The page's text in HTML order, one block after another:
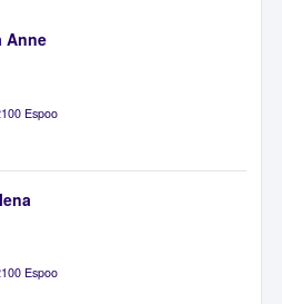
Anne
Espoo
Espoo